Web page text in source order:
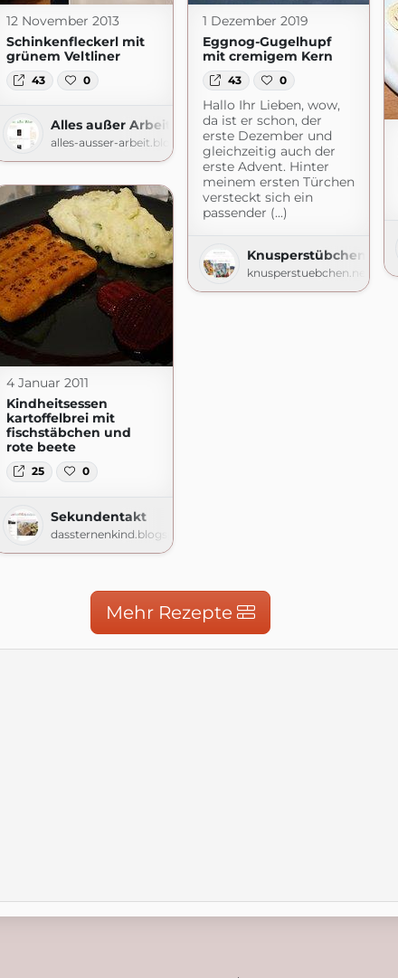
12 November 2013
Schinkenfleckerl mit
grünem Veltliner
43 0
Alles außer Arbeit
alles-ausser-arbeit.blogspot.com
1 Dezember 2019
Eggnog-Gugelhupf
mit cremigem Kern
43 0
Hallo Ihr Lieben, wow,
da ist er schon, der
erste Dezember und
gleichzeitig auch der
erste Advent. Hinter
meinem ersten Türchen
versteckt sich ein
passender (...)
Knusperstübchen
knusperstuebchen.net
4 Januar 2011
Kindheitsessen
kartoffelbrei mit
fischstäbchen und
rote beete
25 0
Sekundentakt
dassternenkind.blogspot.com
Mehr Rezepte